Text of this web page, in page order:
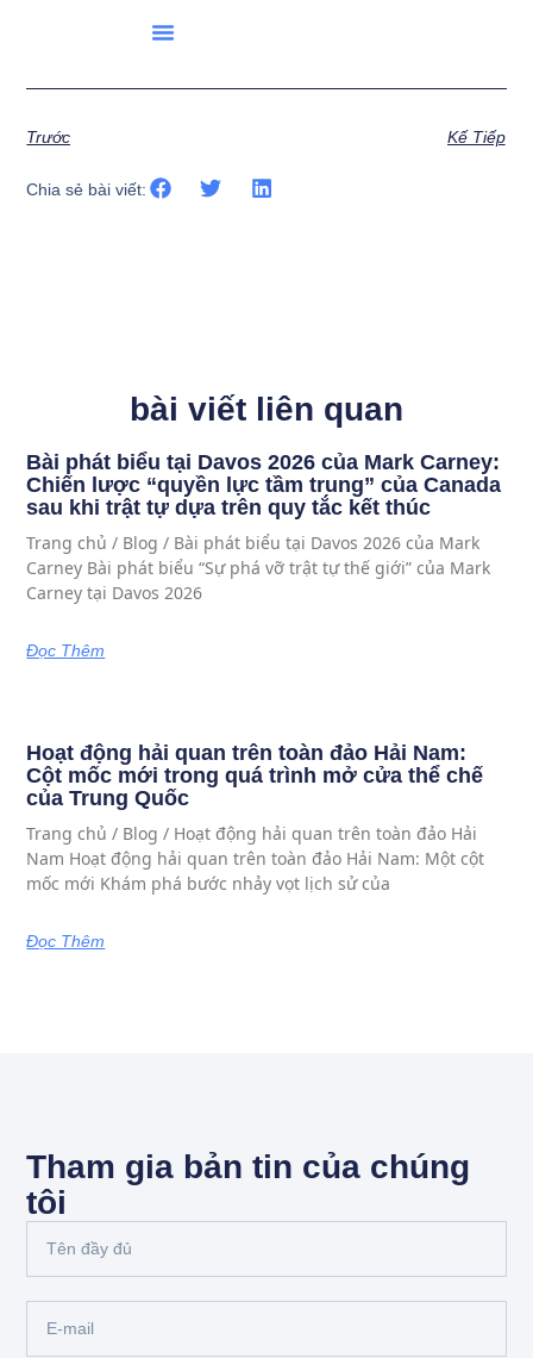
Trước Kế Tiếp
Chia sẻ bài viết:
bài viết liên quan
Bài phát biểu tại Davos 2026 của Mark Carney:
Chiến lược “quyền lực tầm trung” của Canada
sau khi trật tự dựa trên quy tắc kết thúc
Trang chủ / Blog / Bài phát biểu tại Davos 2026 của Mark
Carney Bài phát biểu “Sự phá vỡ trật tự thế giới” của Mark
Carney tại Davos 2026
Đọc Thêm
Hoạt động hải quan trên toàn đảo Hải Nam:
Cột mốc mới trong quá trình mở cửa thể chế
của Trung Quốc
Trang chủ / Blog / Hoạt động hải quan trên toàn đảo Hải
Nam Hoạt động hải quan trên toàn đảo Hải Nam: Một cột
mốc mới Khám phá bước nhảy vọt lịch sử của
Đọc Thêm
Tham gia bản tin của chúng
tôi